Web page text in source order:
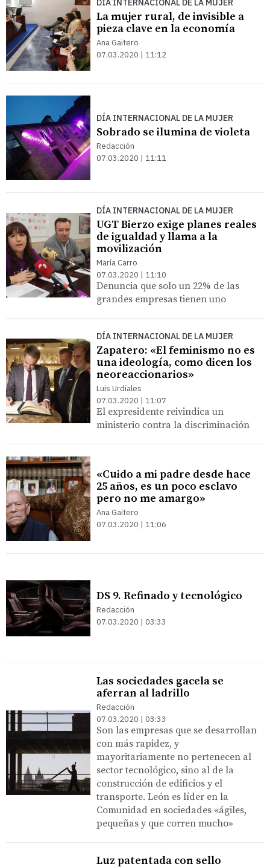
DÍA INTERNACIONAL DE LA MUJER
La mujer rural, de invisible a
pieza clave en la economía
Ana Gaitero
07.03.2020 | 11:12
DÍA INTERNACIONAL DE LA MUJER
Sobrado se ilumina de violeta
Redacción
07.03.2020 | 11:11
DÍA INTERNACIONAL DE LA MUJER
UGT Bierzo exige planes reales
de igualdad y llama a la
movilización
María Carro
07.03.2020 | 11:10
Denuncia que solo un 22% de las
grandes empresas tienen uno
DÍA INTERNACIONAL DE LA MUJER
Zapatero: «El feminismo no es
una ideología, como dicen los
neoreaccionarios»
Luis Urdiales
07.03.2020 | 11:07
El expresidente reivindica un
ministerio contra la discriminación
«Cuido a mi padre desde hace
25 años, es un poco esclavo
pero no me amargo»
Ana Gaitero
07.03.2020 | 11:06
DS 9. Refinado y tecnológico
Redacción
07.03.2020 | 03:33
Las sociedades gacela se
aferran al ladrillo
Redacción
07.03.2020 | 03:33
Son las empresas que se desarrollan
con más rapidez, y
mayoritariamente no pertenecen al
sector tecnológico, sino al de la
construcción de edificios y el
transporte. León es líder en la
Comunidad en sociedades «ágiles,
pequeñas y que corren mucho»
Luz patentada con sello